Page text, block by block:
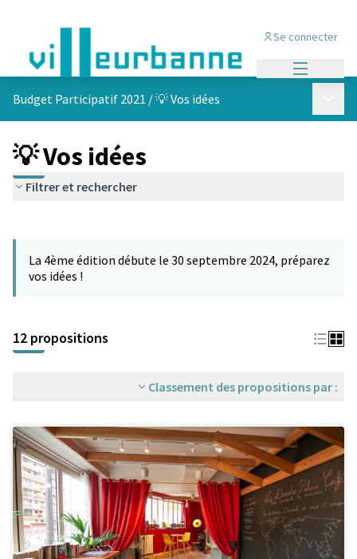
Se connecter
Budget Participatif 2021 /💡 Vos idées
💡 Vos idées
Filtrer et rechercher
La 4ème édition débute le 30 septembre 2024, préparez
vos idées !
12 propositions
Classement des propositions par :